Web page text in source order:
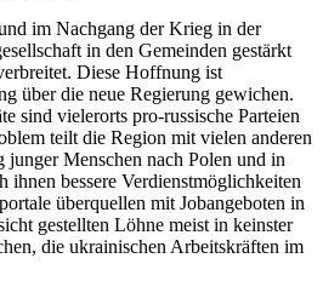
im Nachgang der Krieg in der
in den Gemeinden gestärkt
Diese Hoffnung ist
über die neue Regierung gewichen.
sind vielerorts pro-russische Parteien
teilt die Region mit vielen anderen
Menschen nach Polen und in
ihnen bessere Verdienstmöglichkeiten
überquellen mit Jobangeboten in
gestellten Löhne meist in keinster
die ukrainischen Arbeitskräften im